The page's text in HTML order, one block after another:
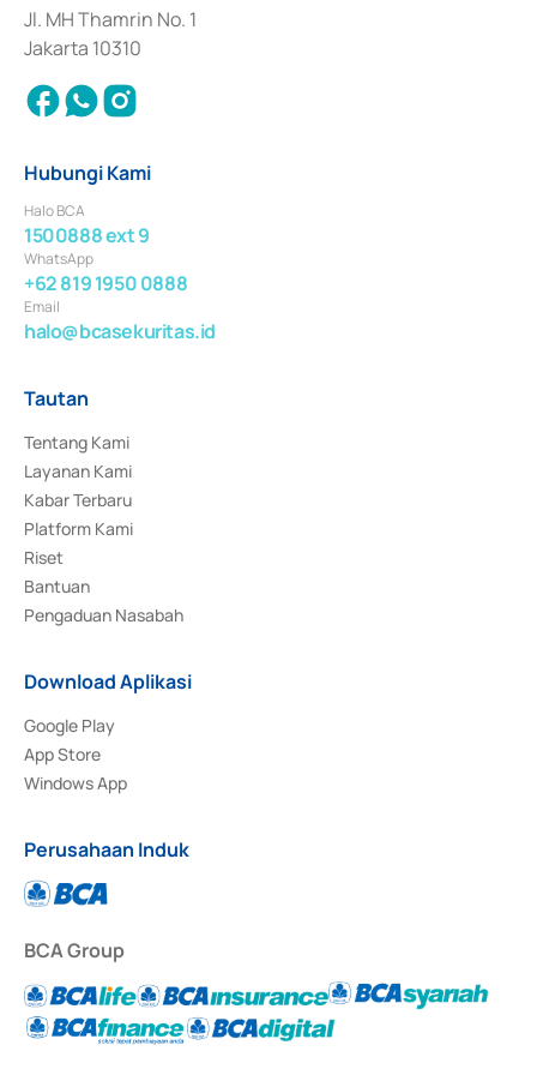
Jl. MH Thamrin No. 1
Jakarta 10310
Hubungi Kami
Halo BCA
1500888 ext 9
WhatsApp
+62 819 1950 0888
Email
halo@bcasekuritas.id
Tautan
Tentang Kami
Layanan Kami
Kabar Terbaru
Platform Kami
Riset
Bantuan
Pengaduan Nasabah
Download Aplikasi
Google Play
App Store
Windows App
Perusahaan Induk
BCA Group